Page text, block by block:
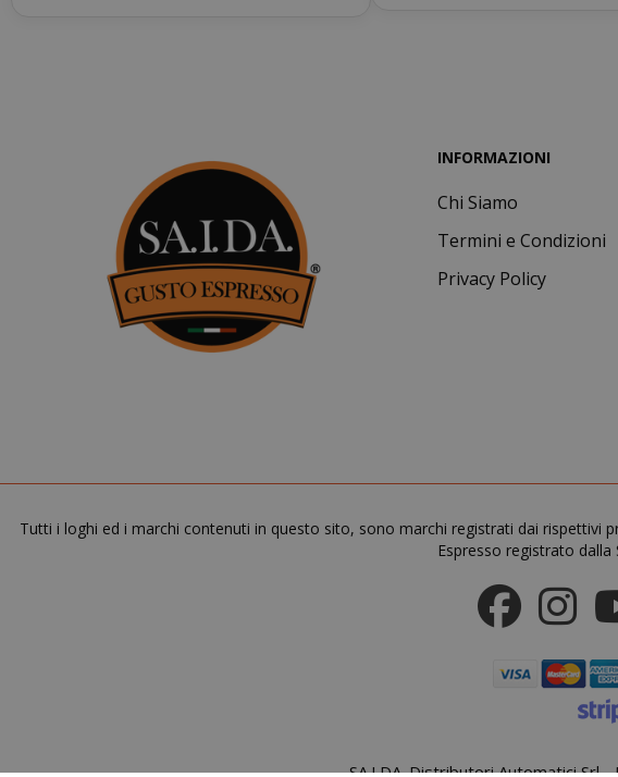
INFORMAZIONI
Chi Siamo
Termini e Condizioni
Privacy Policy
Tutti i loghi ed i marchi contenuti in questo sito, sono marchi registrati dai rispettivi
Espresso registrato
SA.I.DA. Distributori Automatici Srl
CookieScriptConsent
SADEVSESSID
_GRECAPTCHA